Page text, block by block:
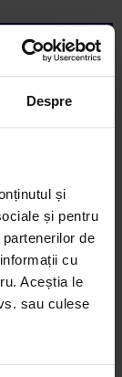
Despre
și
și pentru
de
cu
Aceștia le
sau culese
bijuterii
pasiune.
celor
pietre